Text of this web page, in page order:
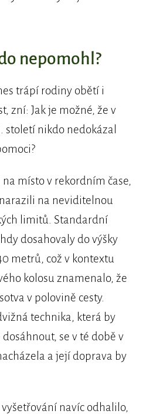
nepomohl?
trápí rodiny obětí i
zní: Jak je možné, že v
století nikdo nedokázal
místo v rekordním čase,
na neviditelnou
limitů. Standardní
dosahovaly do výšky
metrů, což v kontextu
kolosu znamenalo, že
v polovině cesty.
technika, která by
se v té době v
a její doprava by
navíc odhalilo,